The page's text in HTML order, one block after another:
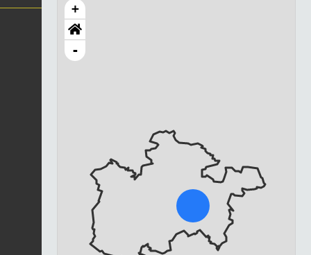
Chargement...
+
-